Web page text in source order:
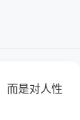
而是对人性